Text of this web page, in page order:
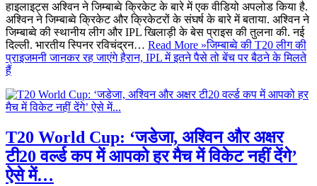
हाइलाइट्स अश्विन ने जिम्बाब्वे क्रिकेट के बारे में एक वीडियो अपलोड किया है.
अश्विन ने जिम्बाब्वे क्रिकेट और क्रिकेटरों के संघर्ष के बारे में बताया. अश्विन ने
जिम्बाब्वे की स्थानीय लीग और IPL खिलाड़ी के बेस प्राइस की तुलना की. नई
दिल्ली. भारतीय स्पिनर रविचंद्रन… Read More »जिम्बाब्वे की T20 लीग की
प्राइजमनी जानकर रह जाएंगे हैरान, IPL में इतने पैसे तो बेंच पर बैठने के मिलते
हैं
T20 World Cup: ‘जडेजा, अश्विन और अक्षर
टी20 वर्ल्ड कप में आपको हर मैच में विकेट नहीं देंगे’
ऐसे में…